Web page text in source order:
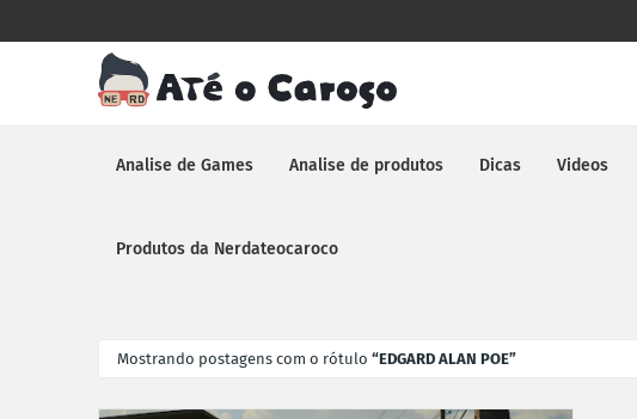
Analise de Games Analise de produtos Dicas Videos
Produtos da Nerdateocaroco
Mostrando postagens com o rótulo EDGARD ALAN POE